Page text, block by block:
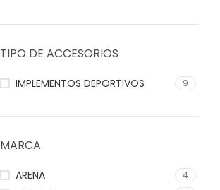
TIPO DE ACCESORIOS
IMPLEMENTOS DEPORTIVOS 9
MARCA
ARENA 4